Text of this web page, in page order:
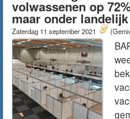
volwassenen op
maar onder
Zaterdag 11 september 2021